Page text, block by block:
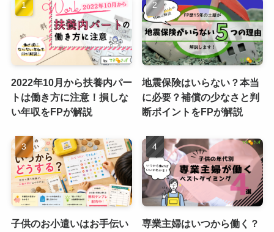
2022年10月から扶養内パー
トは働き方に注意！損しな
い年収をFPが解説
地震保険はいらない？本当
に必要？補償の少なさと判
断ポイントをFPが解説
子供のお小遣いはお手伝い
専業主婦はいつから働く？